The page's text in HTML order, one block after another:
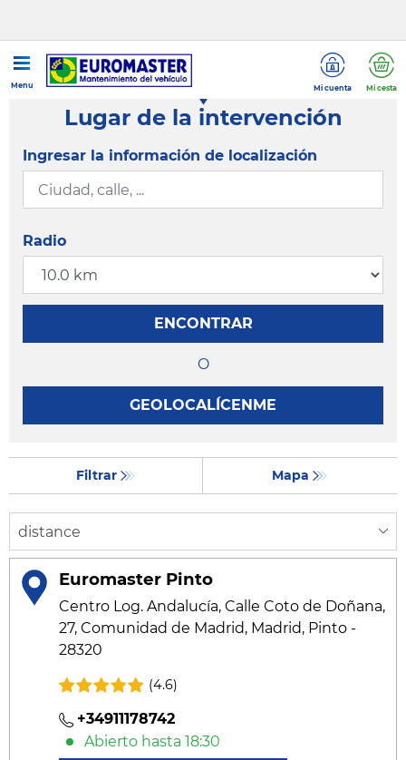
Menu Mi cuenta Mi cesta
Lugar de la intervención
Ingresar la información de localización
Radio
ENCONTRAR
O
GEOLOCALÍCENME
Filtrar Mapa
Euromaster Pinto
Centro Log. Andalucía, Calle Coto de Doñana,
27, Comunidad de Madrid, Madrid, Pinto -
28320
(4.6)
+34911178742
Abierto hasta 18:30